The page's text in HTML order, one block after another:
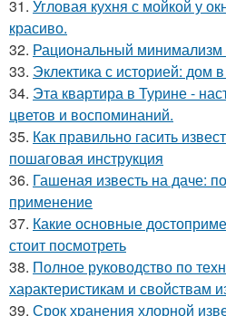
31. Угловая кухня с мойкой у
красиво.
32. Рациональный минимализм
33. Эклектика с историей: дом
34. Эта квартира в Турине -
цветов и воспоминаний.
35. Как правильно гасить
пошаговая инструкция
36. Гашеная известь на даче:
применение
37. Какие основные
стоит посмотреть
38. Полное руководство по
характеристикам и свойствам
39. Срок хранения хлорной